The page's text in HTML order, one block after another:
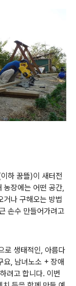
하 꿈뜰)이 새터전
장에는 어떤 공간,
거나 구해오는 방법
손수 만들어가려고
로 생태적인, 아름다
요, 남녀노소 + 장애
려고 합니다. 이번